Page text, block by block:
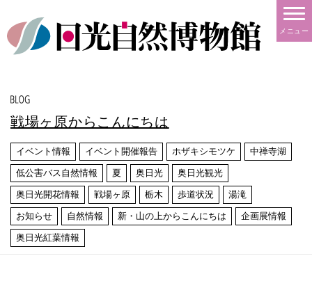
メニュー
戦場ヶ原からこんにちは
イベント情報 イベント開催報告 ホザキシモツケ 中禅寺湖
低公害バス自然情報 夏 奥日光 奥日光観光
奥日光開花情報 戦場ヶ原 栃木 歩道状況 湯滝
お知らせ 自然情報 新・山の上からこんにちは 企画展情報
奥日光紅葉情報